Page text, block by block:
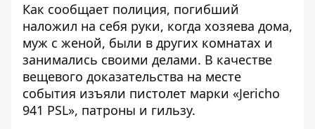
Как сообщает полиция, погибший
наложил на себя руки, когда хозяева дома,
муж с женой, были в других комнатах и
занимались своими делами. В качестве
вещевого доказательства на месте
события изъяли пистолет марки «Jericho
941 PSL», патроны и гильзу.